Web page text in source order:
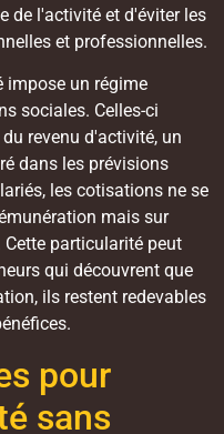
de l'activité et d'éviter les
et professionnelles.
impose un régime
sociales. Celles-ci
revenu d'activité, un
dans les prévisions
les cotisations ne se
mais sur
Cette particularité peut
qui découvrent que
ils restent redevables
pour
sans